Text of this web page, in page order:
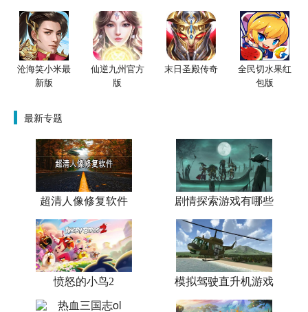
沧海笑小米最
新版
仙逆九州官方
版
末日圣殿传奇
全民切水果红
包版
最新专题
超清人像修复软件 剧情探索游戏有哪些
愤怒的小鸟2 模拟驾驶直升机游戏